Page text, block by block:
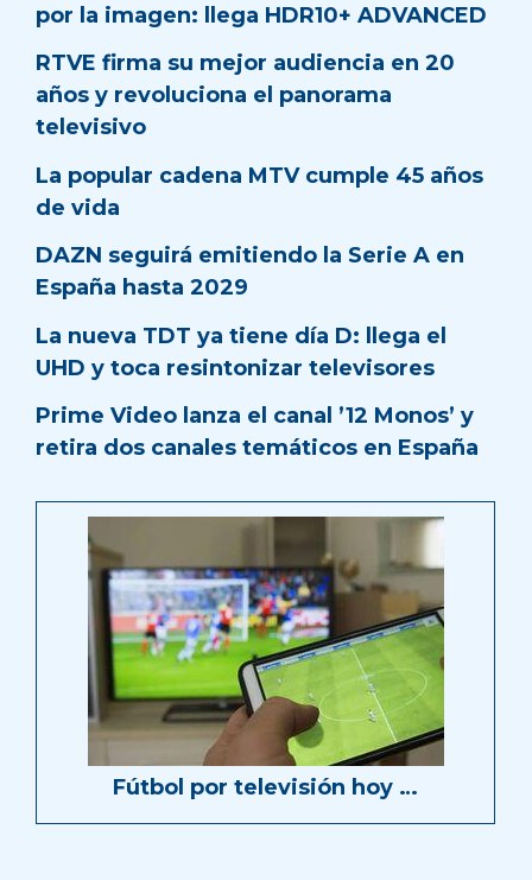
por la imagen: llega HDR10+ ADVANCED
RTVE firma su mejor audiencia en 20
años y revoluciona el panorama
televisivo
La popular cadena MTV cumple 45 años
de vida
DAZN seguirá emitiendo la Serie A en
España hasta 2029
La nueva TDT ya tiene día D: llega el
UHD y toca resintonizar televisores
Prime Video lanza el canal ’12 Monos’ y
retira dos canales temáticos en España
Fútbol por televisión hoy …